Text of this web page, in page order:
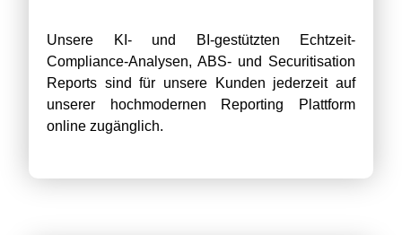
Unsere KI- und BI-gestützten Echtzeit-
Compliance-Analysen, ABS- und Securitisation
Reports sind für unsere Kunden jederzeit auf
unserer hochmodernen Reporting Plattform
online zugänglich.